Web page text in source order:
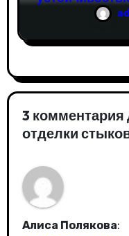
3 комментария
отделки
Алиса Полякова: